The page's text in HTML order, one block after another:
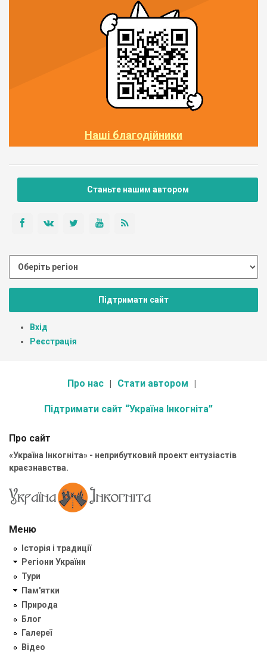
Наші благодійники
Станьте нашим автором
Підтримати сайт
Вхід
Реєстрація
Про нас Стати автором
Підтримати сайт “Україна Інкогніта”
Про сайт
«Україна Інкогніта» - неприбутковий проект ентузіастів
краєзнавства.
Меню
Історія і традиції
Регіони України
Тури
Пам'ятки
Природа
Блог
Галереї
Відео